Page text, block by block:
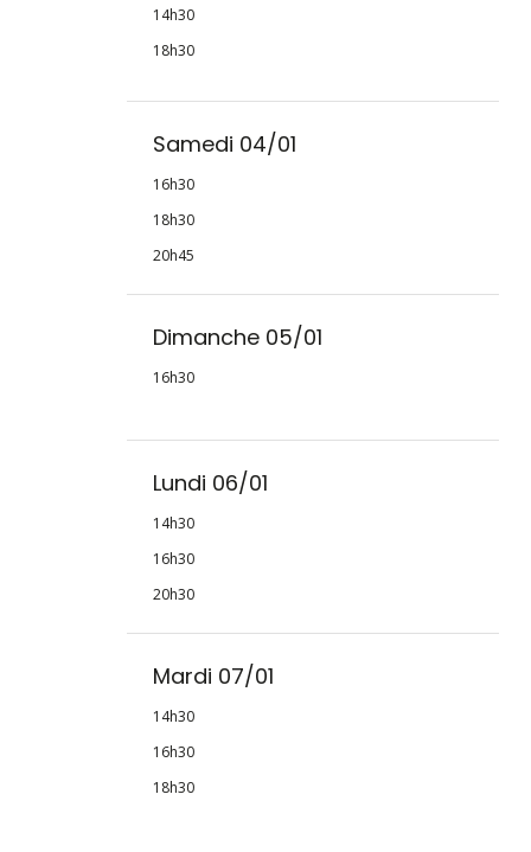
14h30
18h30
Samedi 04/01
16h30
18h30
20h45
Dimanche 05/01
16h30
Lundi 06/01
14h30
16h30
20h30
Mardi 07/01
14h30
16h30
18h30